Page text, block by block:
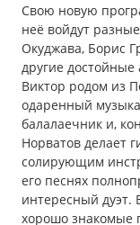
Свою новую
неё войдут
Окуджава, Борис
другие достойные
Виктор родом из
одаренный
балалаечник и,
Норватов делает
солирующим
его песнях
интересный дуэт.
хорошо знакомые